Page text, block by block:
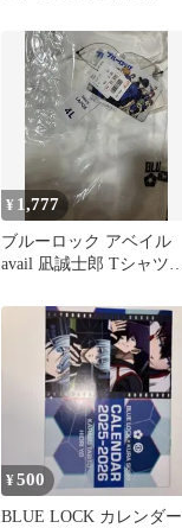
¥ 1,777
ブルーロック アベイル
avail 凪誠士郎 Tシャツ
¥500
BLUE LOCK カレンダー